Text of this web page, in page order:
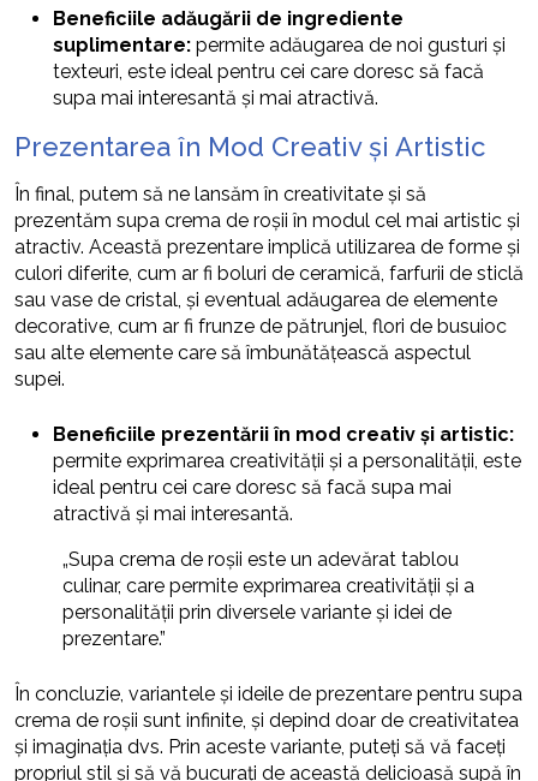
Beneficiile adăugării de ingrediente
suplimentare: permite adăugarea de noi gusturi și
texteuri, este ideal pentru cei care doresc să facă
supa mai interesantă și mai atractivă.
Prezentarea în Mod Creativ și Artistic
În final, putem să ne lansăm în creativitate și să
prezentăm supa crema de roșii în modul cel mai artistic și
atractiv. Această prezentare implică utilizarea de forme și
culori diferite, cum ar fi boluri de ceramică, farfurii de sticlă
sau vase de cristal, și eventual adăugarea de elemente
decorative, cum ar fi frunze de pătrunjel, flori de busuioc
sau alte elemente care să îmbunătățească aspectul
supei.
Beneficiile prezentării în mod creativ și artistic:
permite exprimarea creativității și a personalității, este
ideal pentru cei care doresc să facă supa mai
atractivă și mai interesantă.
„Supa crema de roșii este un adevărat tablou
culinar, care permite exprimarea creativității și a
personalității prin diversele variante și idei de
prezentare.”
În concluzie, variantele și ideile de prezentare pentru supa
crema de roșii sunt infinite, și depind doar de creativitatea
și imaginația dvs. Prin aceste variante, puteți să vă faceți
propriul stil și să vă bucurați de această delicioasă supă în